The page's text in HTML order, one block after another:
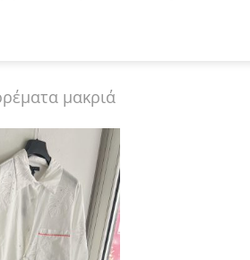
μακριά